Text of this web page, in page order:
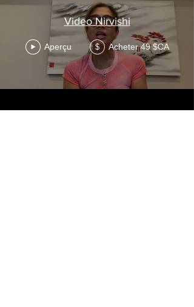
Video Nirvishi
Aperçu $ Acheter 49 $CA